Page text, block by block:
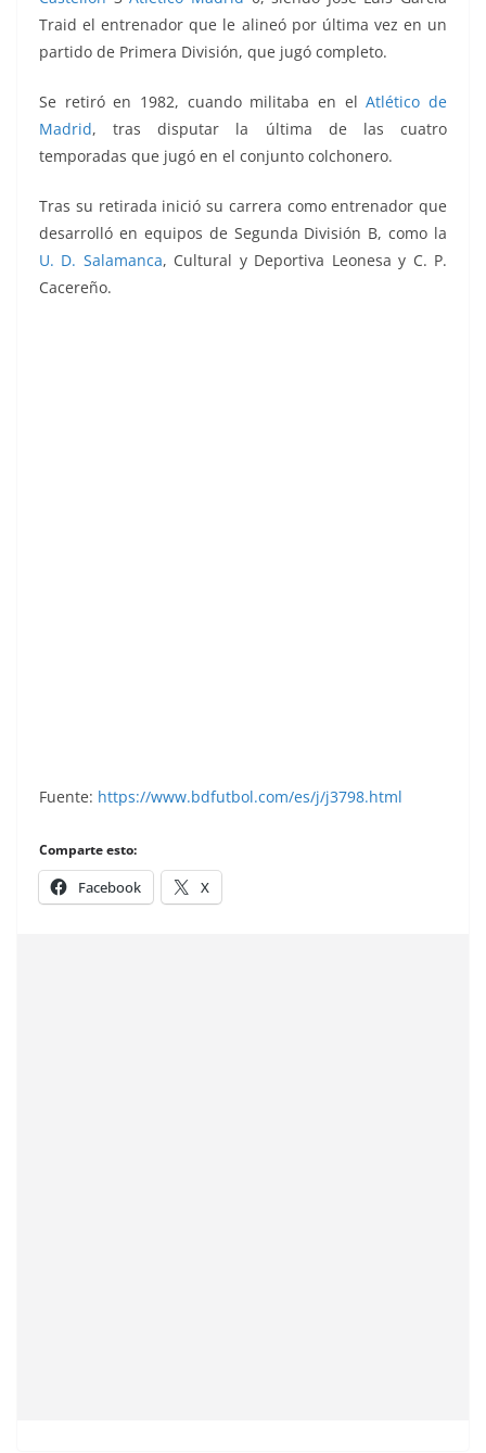
Traid el entrenador que le alineó por última vez en un
partido de Primera División, que jugó completo.
Se retiró en 1982, cuando militaba en elAtlético de
Madrid, tras disputar la última de las cuatro
temporadas que jugó en el conjunto colchonero.
Tras su retirada inició su carrera como entrenador que
desarrolló en equipos de Segunda División B, como la
U. D. Salamanca, Cultural y Deportiva Leonesa y C. P.
Cacereño.
Fuente: https://www.bdfutbol.com/es/j/j3798.html
Comparte esto:
Facebook X